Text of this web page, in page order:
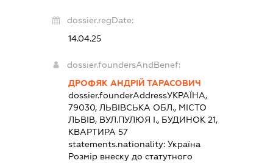
dossier.regDate:
14.04.25
dossier.foundersAndBenef:
ДРОФЯК АНДРІЙ ТАРАСОВИЧ
dossier.founderAddressУКРАЇНА,
79030, ЛЬВІВСЬКА ОБЛ., МІСТО
ЛЬВІВ, ВУЛ.ПУЛЮЯ І., БУДИНОК 21,
КВАРТИРА 57
statements.nationality:Україна
Розмір внеску до статутного